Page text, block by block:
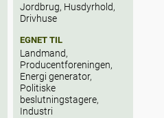
Jordbrug, Husdyrhold,
Drivhuse
EGNET TIL
Landmand,
Producentforeningen,
Energi generator,
Politiske
beslutningstagere,
Industri